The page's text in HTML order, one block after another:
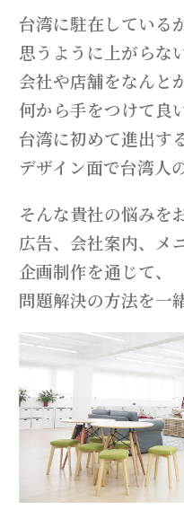
台湾に駐在している
思うように上がらない
会社や店舗をなんと
何から手をつけて良
台湾に初めて進出す
デザイン面で台湾人
そんな貴社の悩みを
広告、会社案内、メ
企画制作を通じて、
問題解決の方法を一